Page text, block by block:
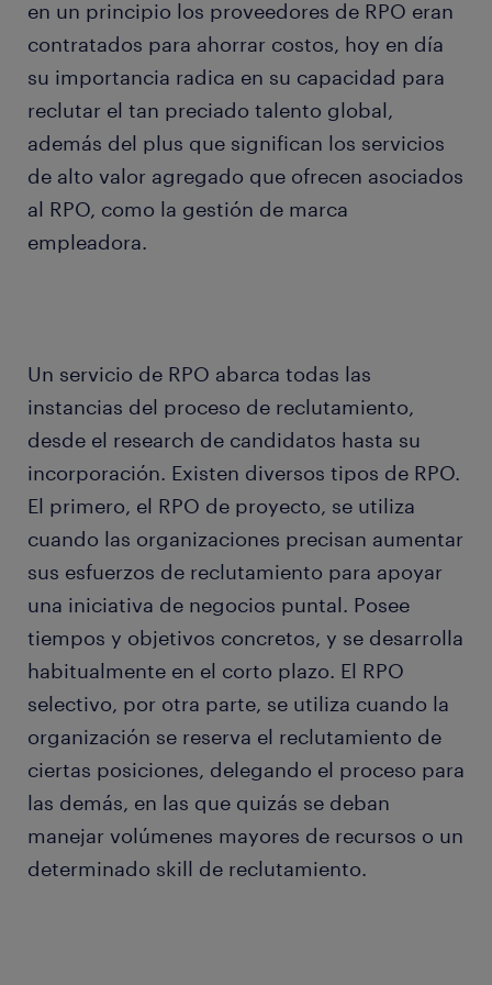
en un principio los proveedores de RPO eran
contratados para ahorrar costos, hoy en día
su importancia radica en su capacidad para
reclutar el tan preciado talento global,
además del plus que significan los servicios
de alto valor agregado que ofrecen asociados
al RPO, como la gestión de marca
empleadora.
Un servicio de RPO abarca todas las
instancias del proceso de reclutamiento,
desde el research de candidatos hasta su
incorporación. Existen diversos tipos de RPO.
El primero, el RPO de proyecto, se utiliza
cuando las organizaciones precisan aumentar
sus esfuerzos de reclutamiento para apoyar
una iniciativa de negocios puntal. Posee
tiempos y objetivos concretos, y se desarrolla
habitualmente en el corto plazo. El RPO
selectivo, por otra parte, se utiliza cuando la
organización se reserva el reclutamiento de
ciertas posiciones, delegando el proceso para
las demás, en las que quizás se deban
manejar volúmenes mayores de recursos o un
determinado skill de reclutamiento.